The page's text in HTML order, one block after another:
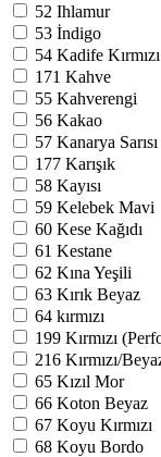
52 Ihlamur
53 İndigo
54 Kadife Kırmızı
171 Kahve
55 Kahverengi
56 Kakao
57 Kanarya Sarısı
177 Karışık
58 Kayısı
59 Kelebek Mavi
60 Kese Kağıdı
61 Kestane
62 Kına Yeşili
63 Kırık Beyaz
64 kırmızı
199 Kırmızı
216 Kırmızı/
65 Kızıl Mor
66 Koton Beyaz
67 Koyu Kırmızı
68 Koyu Bordo